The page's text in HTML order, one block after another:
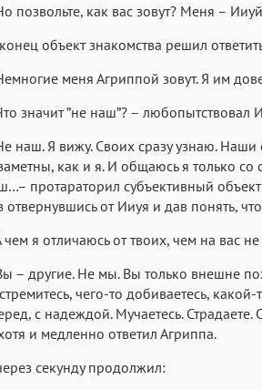
позвольте, как вас зовут? Меня –
объект знакомства решил
меня Агриппой зовут. Я им
значит ”не наш”? – любопытствовал
наш. Я вижу. Своих сразу узнаю. Наши
как и я. И общаюсь я только со
протараторил субъективный
отвернувшись от Ииуя и дав понять,
чем я отличаюсь от твоих, чем на вас
– другие. Не мы. Вы только внешне
чего-то добиваетесь,
с надеждой. Мучаетесь.
и медленно ответил Агриппа.
секунду продолжил: